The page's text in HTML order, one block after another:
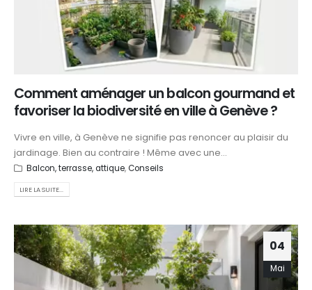
Comment aménager un balcon gourmand et
favoriser la biodiversité en ville à Genève ?
Vivre en ville, à Genève ne signifie pas renoncer au plaisir du
jardinage. Bien au contraire ! Même avec une...
Balcon, terrasse, attique,Conseils
LIRE LA SUITE...
04
Mai